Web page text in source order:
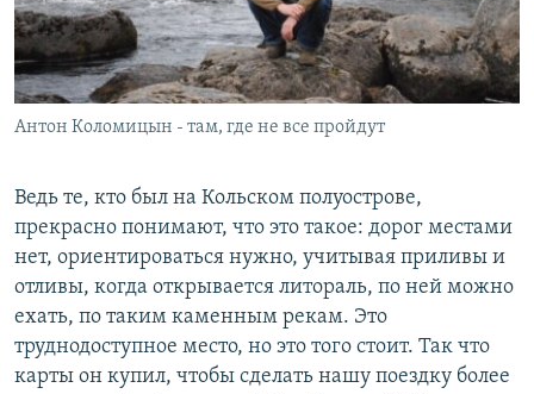
Антон Коломицын - там, где не все пройдут
Ведь те, кто был на Кольском полуострове,
прекрасно понимают, что это такое: дорог местами
нет, ориентироваться нужно, учитывая приливы и
отливы, когда открывается литораль, по ней можно
ехать, по таким каменным рекам. Это
труднодоступное место, но это того стоит. Так что
карты он купил, чтобы сделать нашу поездку более